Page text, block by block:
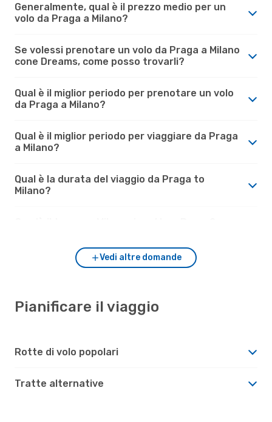
Generalmente, qual è il prezzo medio per un
volo da Praga a Milano?
Se volessi prenotare un volo da Praga a Milano
cone Dreams, come posso trovarli?
Qual è il miglior periodo per prenotare un volo
da Praga a Milano?
Qual è il miglior periodo per viaggiare da Praga
a Milano?
Qual è la durata del viaggio da Praga to
Milano?
Vedi altre domande
Pianificare il viaggio
Rotte di volo popolari
Tratte alternative